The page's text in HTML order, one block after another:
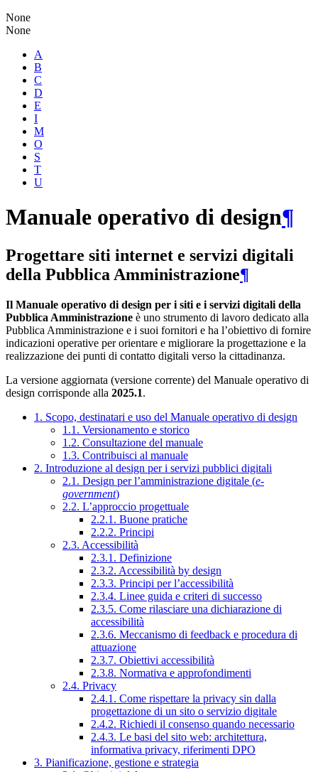
None
None
A
B
C
D
E
I
M
O
S
T
U
Manuale operativo di design¶
Progettare siti internet e servizi digitali
della Pubblica Amministrazione¶
Il Manuale operativo di design per i siti e i servizi digitali della
Pubblica Amministrazione è uno strumento di lavoro dedicato alla
Pubblica Amministrazione e i suoi fornitori e ha l’obiettivo di fornire
indicazioni operative per orientare e migliorare la progettazione e la
realizzazione dei punti di contatto digitali verso la cittadinanza.
La versione aggiornata (versione corrente) del Manuale operativo di
design corrisponde alla 2025.1.
1. Scopo, destinatari e uso del Manuale operativo di design
1.1. Versionamento e storico
1.2. Consultazione del manuale
1.3. Contribuisci al manuale
2. Introduzione al design per i servizi pubblici digitali
2.1. Design per l’amministrazione digitale (e-
government)
2.2. L’approccio progettuale
2.2.1. Buone pratiche
2.2.2. Principi
2.3. Accessibilità
2.3.1. Definizione
2.3.2. Accessibilità by design
2.3.3. Principi per l’accessibilità
2.3.4. Linee guida e criteri di successo
2.3.5. Come rilasciare una dichiarazione di
accessibilità
2.3.6. Meccanismo di feedback e procedura di
attuazione
2.3.7. Obiettivi accessibilità
2.3.8. Normativa e approfondimenti
2.4. Privacy
2.4.1. Come rispettare la privacy sin dalla
progettazione di un sito o servizio digitale
2.4.2. Richiedi il consenso quando necessario
2.4.3. Le basi del sito web: architettura,
informativa privacy, riferimenti DPO
3. Pianificazione, gestione e strategia